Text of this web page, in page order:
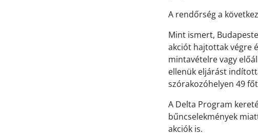
A rendőrség a
Mint ismert,
akciót hajtottak végre
mintavételre vagy
ellenük eljárást
szórakozóhelyen 49
A Delta Program
bűncselekmények
akciók is.